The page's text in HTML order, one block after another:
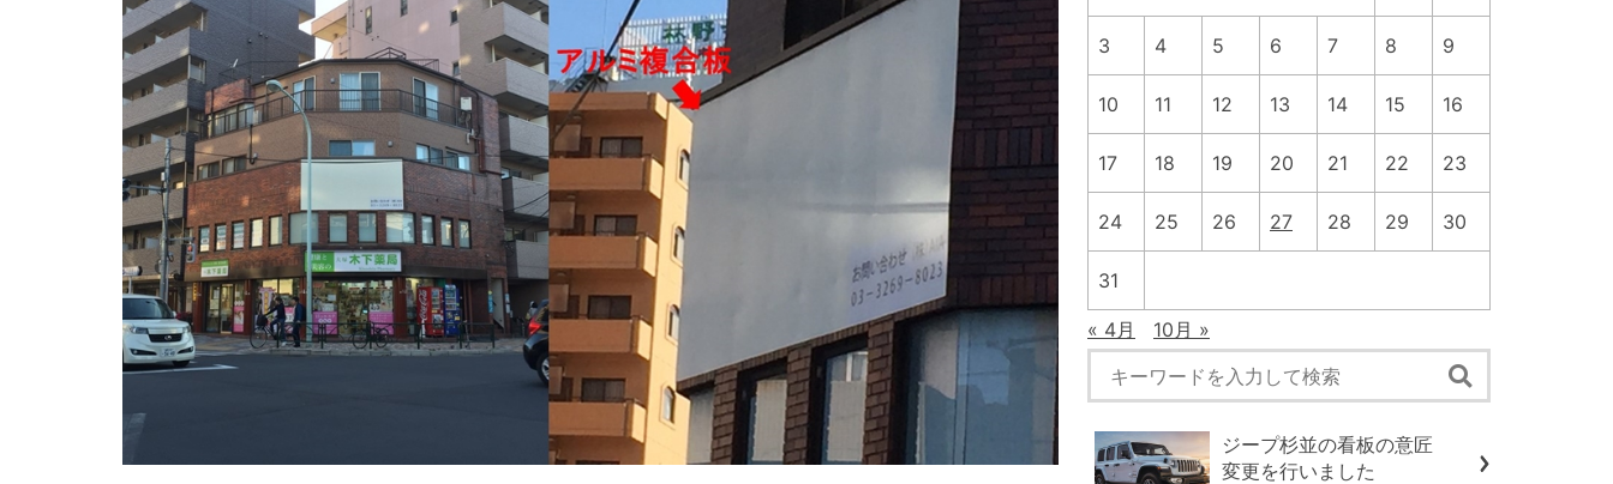
3 4 5 6 7 8 9
10 11 12 13 14 15 16
17 18 19 20 21 22 23
24 25 26 27 28 29 30
31
« 4月 10月 »
ジープ杉並の看板の意匠
変更を行いました